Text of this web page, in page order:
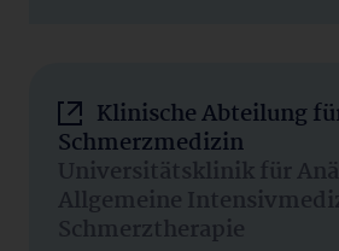
Klinische Abteilung
Schmerzmedizin
Universitätsklinik für
Allgemeine
Schmerztherapie